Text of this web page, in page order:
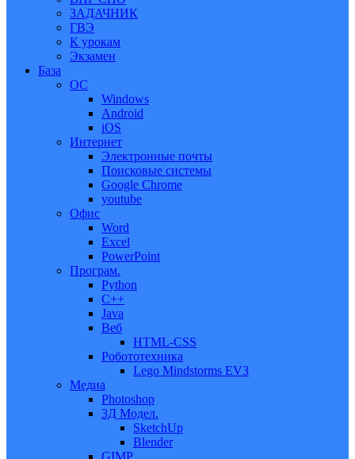
ЗАДАЧНИК
ГВЭ
К урокам
Экзамен
База
ОС
Windows
Android
iOS
Интернет
Электронные почты
Поисковые системы
Google Chrome
youtube
Офис
Word
Excel
PowerPoint
Програм.
Python
C++
Java
Веб
HTML-CSS
Робототехника
Lego Mindstorms EV3
Медиа
Photoshop
3Д Модел.
SketchUp
Blender
GIMP